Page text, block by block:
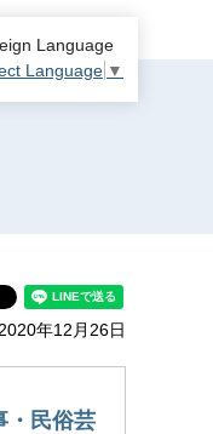
Language
Language ▼
年12月26日
・民俗芸